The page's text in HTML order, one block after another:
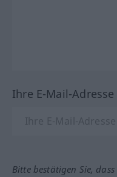
Ihre E-Mail-
Bitte bestätigen Sie,